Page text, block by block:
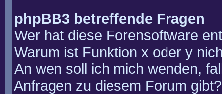
phpBB3 betreffende Fragen
Wer hat diese Forensoftware
Warum ist Funktion x oder y
An wen soll ich mich wenden,
Anfragen zu diesem Forum gibt?